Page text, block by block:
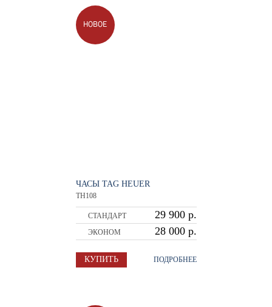
НОВОЕ
ЧАСЫ TAG HEUER
TH108
СТАНДАРТ 29 900 р.
ЭКОНОМ 28 000 р.
ПОДРОБНЕЕ
КУПИТЬ